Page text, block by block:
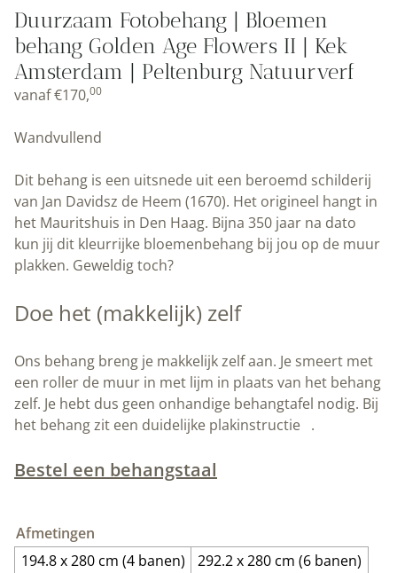
Duurzaam Fotobehang | Bloemen
behang Golden Age Flowers II | Kek
Amsterdam | Peltenburg Natuurverf
vanaf€170,00
Wandvullend
Dit behang is een uitsnede uit een beroemd schilderij
van Jan Davidsz de Heem (1670). Het origineel hangt in
het Mauritshuis in Den Haag. Bijna 350 jaar na dato
kun jij dit kleurrijke bloemenbehang bij jou op de muur
plakken. Geweldig toch?
Doe het (makkelijk) zelf
Ons behang breng je makkelijk zelf aan. Je smeert met
een roller de muur in met lijm in plaats van het behang
zelf. Je hebt dus geen onhandige behangtafel nodig. Bij
het behang zit een duidelijke plakinstructie .
Bestel een behangstaal
Afmetingen
194.8 x 280 cm (4 banen)
292.2 x 280 cm (6 banen)